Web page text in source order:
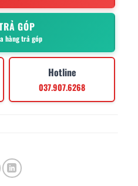
GÓP
hàng trả góp
Hotline
037.907.6268